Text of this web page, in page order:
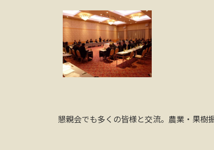
懇親会でも多くの皆様と交流。農業・果樹